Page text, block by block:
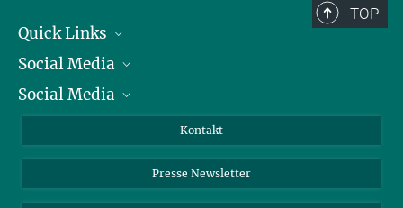
TOP
Quick Links
Präsident
Zahlen und Fakten
Meldestelle Fehlverhalten
Social Media
Bluesky
Social Media
YouTube
Kontakt
Presse Newsletter